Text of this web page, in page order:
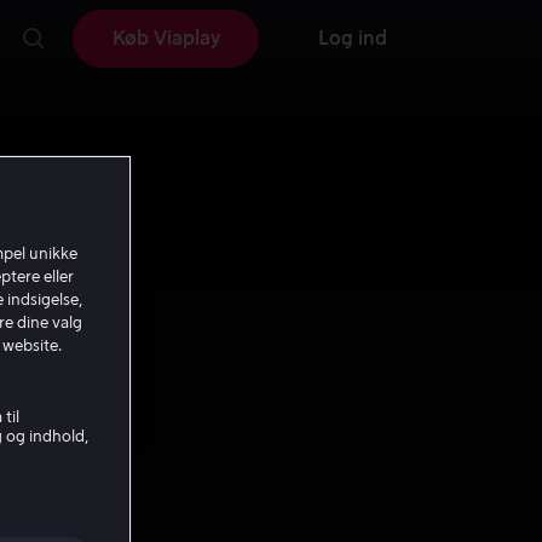
Køb Viaplay Log ind
unikke
eller
dine valg
til
indhold,